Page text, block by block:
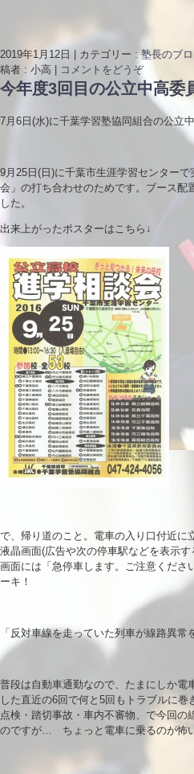
2019年1月12日 カテゴリー :塾長のブ
稿者 : 小高
コメントをどうぞ
今年度3回目の公立中高委
7月6日(水)に千葉学習塾協同組合の公立
9月25日(日)に千葉市生涯学習センター
会」の打ち合わせのためです。ブース配
した。
出来上がったポスターはこちら↓
で、帰り道のこと。電車の入り口付近に
液晶画面(広告や次の停車駅などを表示
画面には「急停車します。ご注意くださ
ーキ！
「反対車線を走っていた列車が線路異常
普段は自動車通勤なので、たまにしか電
した直近の6回で何と5回もトラブルに
点検・踏切事故・車内不審物、で今回の
のですが… ちょっと電車に乗るのが怖い